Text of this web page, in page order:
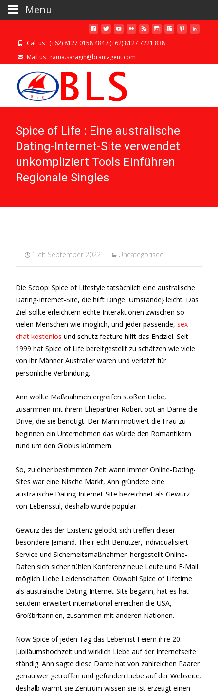
Call us : (+62) 8127 0158 484 / (+62) 8127 7221 838
Mail us : rama.saragih@braniagent.com
Spice of Life : Eine australische
Dating-Internet-Site verwendet
unkompliziert Tools Einführen
Regionale Singles
15th September 2022 Uncategorised
Die Scoop: Spice of Lifestyle tatsächlich eine australische
Dating-Internet-Site, die hilft Dinge|Umstände} leicht. Das
Ziel sollte erleichtern echte Interaktionen zwischen so
vielen Menschen wie möglich, und jeder passende, sex
chat kostenlos und schutz feature hilft das Endziel. Seit
1999 hat Spice of Life bereitgestellt zu schätzen wie viele
von ihr Männer Australier waren und verletzt für
persönliche Verbindung.
Ann wollte Maßnahmen ergreifen stoßen Liebe,
zusammen mit ihrem Ehepartner Robert bot an Dame die
Drive, die sie benötigt. Der Mann motiviert die Frau zu
beginnen ein Unternehmen das würde den Romantikern
rund um den Globus kümmern.
So, zu einer bestimmten Zeit wann immer Online-Dating-
Sites war eine Nische Markt, Ann gründete eine
australische Dating-Internet-Site bezeichnet als Gewürz
von Lebensstil, deshalb wurde populär.
Gewürz des der Existenz gelockt sich treffen dieser
besondere Jemand. Their echt Benutzer, individualisiert
Service und Sicherheitsmaßnahmen hergestellt Online-
Daten sich sicher fühlen Konferenz neue Leute und E-Mail
möglich Liebe Leidenschaften. Obwohl Spice of Lifetime
als australische Dating-Internet-Site begann, hat es hat
seitdem erweitert international erreichen die USA,
Großbritannien, zusammen mit anderen Nationen.
Now Spice of jeden Tag das Leben ist Feiern ihre 20.
Jubiläumshochzeit und wirklich Liebe auf der Internetseite
ständig. Ann sagte diese Dame hat von zahlreichen Paaren
genau wer getroffen und gefunden Liebe auf der Webseite,
deshalb wärmt sie Zentrum wissen sie ist erzeugt einen
Menu